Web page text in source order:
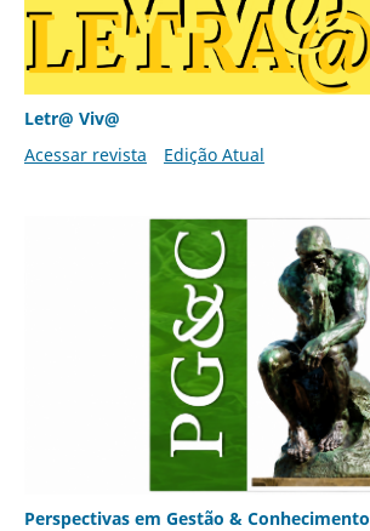
Letr@ Viv@
Acessar revista
Edição Atual
Perspectivas em Gestão & Conhecimento